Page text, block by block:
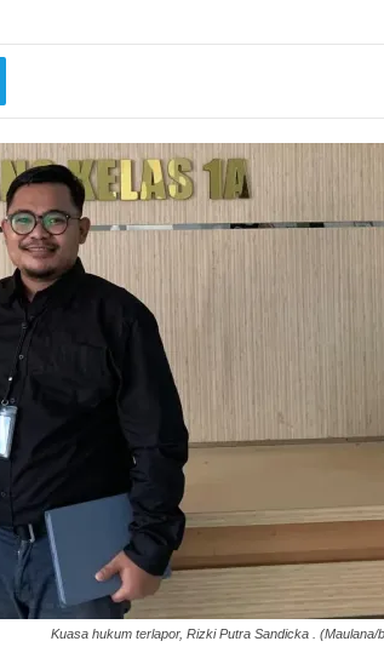
Kuasa hukum terlapor, Rizki Putra Sandicka . (Maulana/